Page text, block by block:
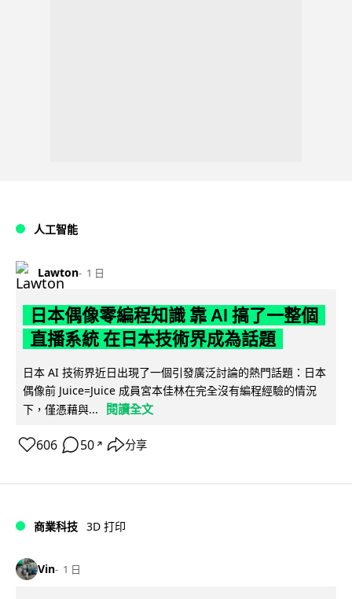
人工智能
Lawton 1 日
日本偶像零編程知識 靠 AI 搞了一整個
直播系統 在日本技術界成為話題
日本 AI 技術界近日出現了一個引發廣泛討論的熱門話題：日本
偶像前 Juice=Juice 成員宮本佳林在完全沒有編程經驗的情況
下，僅憑藉與...
閱讀全文
606 50 ↗ 分享
商業科技 3D 打印
Vin 1 日